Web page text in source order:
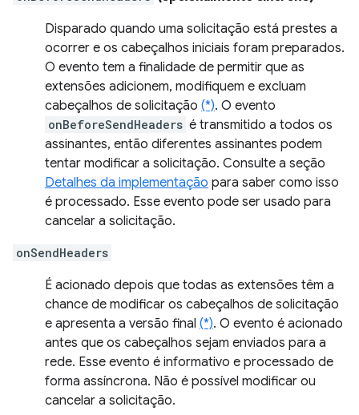
Disparado quando uma solicitação está prestes a
ocorrer e os cabeçalhos iniciais foram preparados.
O evento tem a finalidade de permitir que as
extensões adicionem, modifiquem e excluam
cabeçalhos de solicitação (*). O evento
onBeforeSendHeaders é transmitido a todos os
assinantes, então diferentes assinantes podem
tentar modificar a solicitação. Consulte a seção
Detalhes da implementação para saber como isso
é processado. Esse evento pode ser usado para
cancelar a solicitação.
onSendHeaders
É acionado depois que todas as extensões têm a
chance de modificar os cabeçalhos de solicitação
e apresenta a versão final (*). O evento é acionado
antes que os cabeçalhos sejam enviados para a
rede. Esse evento é informativo e processado de
forma assíncrona. Não é possível modificar ou
cancelar a solicitação.